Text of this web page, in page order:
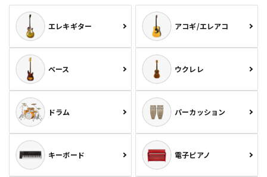
エレキギター アコギ/エレアコ
ベース ウクレレ
ドラム パーカッション
キーボード 電子ピアノ